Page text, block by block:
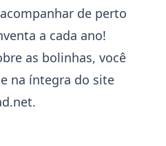
de perto
a cada ano!
as bolinhas, você
na íntegra do site
.